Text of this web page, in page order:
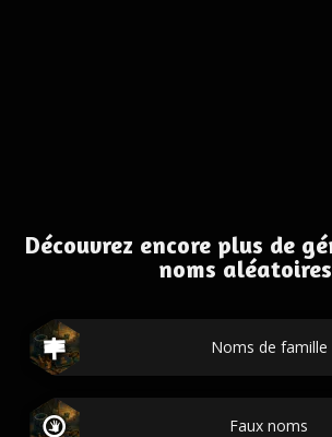
Découvrez encore plus de
noms aléatoires
Noms de famille
Faux noms